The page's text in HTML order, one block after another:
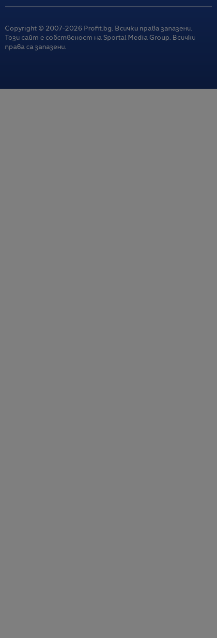
Copyright © 2007-2026 Profit.bg. Всички права запазени.
Този сайт е собственост на Sportal Media Group. Всички
права са запазени.